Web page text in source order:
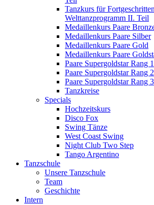
Tanzkurs für
Welttanzprogramm II. Teil
Medaillenkurs Paare
Medaillenkurs Paare Silber
Medaillenkurs Paare Gold
Medaillenkurs Paare
Paare Supergoldstar Rang 1
Paare Supergoldstar Rang 2
Paare Supergoldstar Rang 3
Tanzkreise
Specials
Hochzeitskurs
Disco Fox
Swing Tänze
West Coast Swing
Night Club Two Step
Tango Argentino
Tanzschule
Unsere Tanzschule
Team
Geschichte
Intern